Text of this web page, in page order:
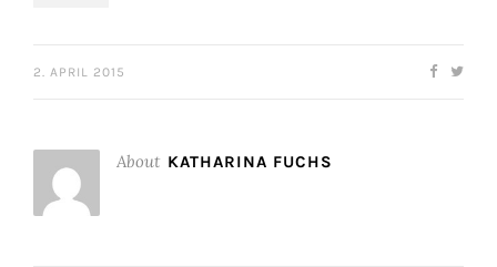
2. APRIL 2015
About KATHARINA FUCHS